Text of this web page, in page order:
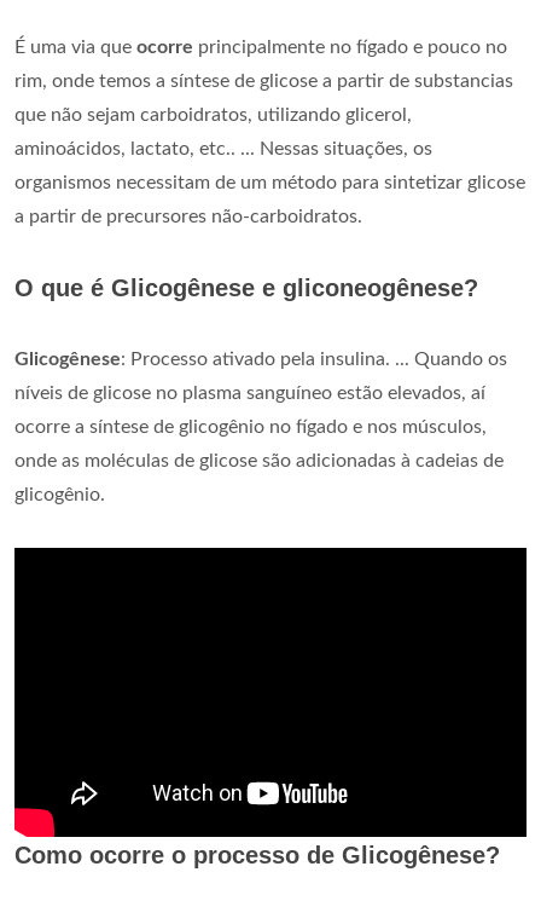
É uma via que ocorre principalmente no fígado e pouco no
rim, onde temos a síntese de glicose a partir de substancias
que não sejam carboidratos, utilizando glicerol,
aminoácidos, lactato, etc.. ... Nessas situações, os
organismos necessitam de um método para sintetizar glicose
a partir de precursores não-carboidratos.
O que é Glicogênese e gliconeogênese?
Glicogênese: Processo ativado pela insulina. ... Quando os
níveis de glicose no plasma sanguíneo estão elevados, aí
ocorre a síntese de glicogênio no fígado e nos músculos,
onde as moléculas de glicose são adicionadas à cadeias de
glicogênio.
Como ocorre o processo de Glicogênese?